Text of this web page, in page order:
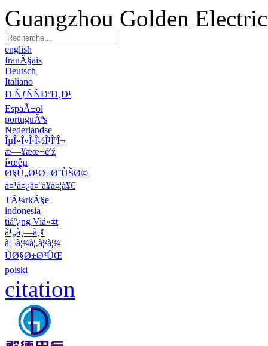
Guangzhou Golden
english
franÃ§ais
Deutsch
Italiano
Ð ÑƒÑÑÐºÐ¸Ð¹
EspaÃ±ol
portuguÃªs
Nederlandse
ÎµÎ»Î»Î·Î½Î¹ÎºÎ¬
æ—¥æœ¬èªž
í•œêµ­
Ø§Ù„Ø¹Ø±Ø¨ÙŠØ©
à¤¹à¤¿à¤¨à¥à¤¦à¥€
TÃ¼rkÃ§e
indonesia
tiáº¿ng Viá»‡t
à¹„à¸—à¸¢
à¦¬à¦¾à¦‚à¦²à¦¾
ÙØ§Ø±Ø³ÛŒ
polski
citation